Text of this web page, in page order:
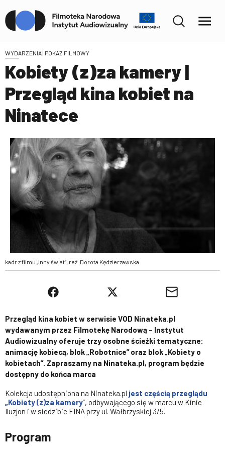
WYDARZENIA| POKAZ FILMOWY
Kobiety (z)za kamery |
Przegląd kina kobiet na
Ninatece
kadr z filmu „Inny świat”, reż. Dorota Kędzierzawska
Przegląd kina kobiet w serwisie VOD Ninateka.pl
wydawanym przez Filmotekę Narodową – Instytut
Audiowizualny oferuje trzy osobne ścieżki tematyczne:
animację kobiecą, blok „Robotnice” oraz blok „Kobiety o
kobietach”. Zapraszamy na Ninateka.pl, program będzie
dostępny do końca marca
Kolekcja udostępniona na Ninateka.pl jest częścią przeglądu
„Kobiety (z)za kamery”, odbywającego się w marcu w Kinie
Iluzjon i w siedzibie FINA przy ul. Wałbrzyskiej 3/5.
Program